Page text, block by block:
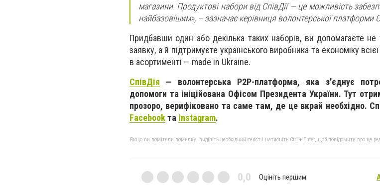
магазини. Продуктові набори від СпівДії — це можливість
найбазовішим», – зазначає керівниця волонтерської платформи
Придбавши один або декілька таких наборів, ви допомагаєте не
заявку, а й підтримуєте українського виробника та економіку
в асортименті — made in Ukraine.
СпівДія — волонтерська P2P-платформа, яка з'єднує
допомоги та ініційована Офісом Президента України. Тут
прозоро, верифіковано та саме там, де це вкрай необхідно.
Facebookта Instagram.
Якщо ви помітили помилку, виділіть необхідний текст і натисніть Ctrl + Enter, щоб повідомити про це
0,0 Оцініть першим